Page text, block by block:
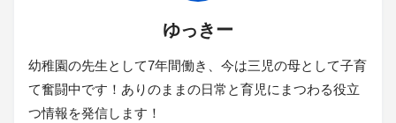
ゆっきー
幼稚園の先生として7年間働き、今は三児の母として子育
て奮闘中です！ありのままの日常と育児にまつわる役立
つ情報を発信します！